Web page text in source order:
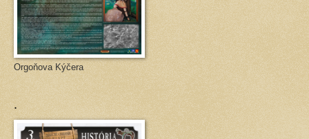
Orgoňova Kýčera
.